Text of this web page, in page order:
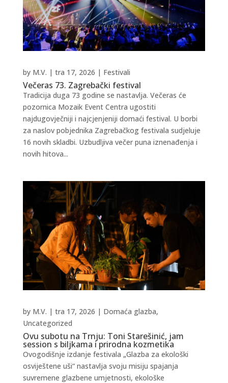
Večeras 73. Zagrebački festival
by M.V. | tra 17, 2026 | Festivali
Tradicija duga 73 godine se nastavlja. Večeras će
pozornica Mozaik Event Centra ugostiti
najdugovječniji i najcjenjeniji domaći festival. U borbi
za naslov pobjednika Zagrebačkog festivala sudjeluje
16 novih skladbi. Uzbudljiva večer puna iznenađenja i
novih hitova...
Ovu subotu na Trnju: Toni Starešinić, jam
session s biljkama i prirodna kozmetika
by M.V. | tra 17, 2026 | Domaća glazba,
Uncategorized
Ovogodišnje izdanje festivala „Glazba za ekološki
osviještene uši“ nastavlja svoju misiju spajanja
suvremene glazbene umjetnosti, ekološke